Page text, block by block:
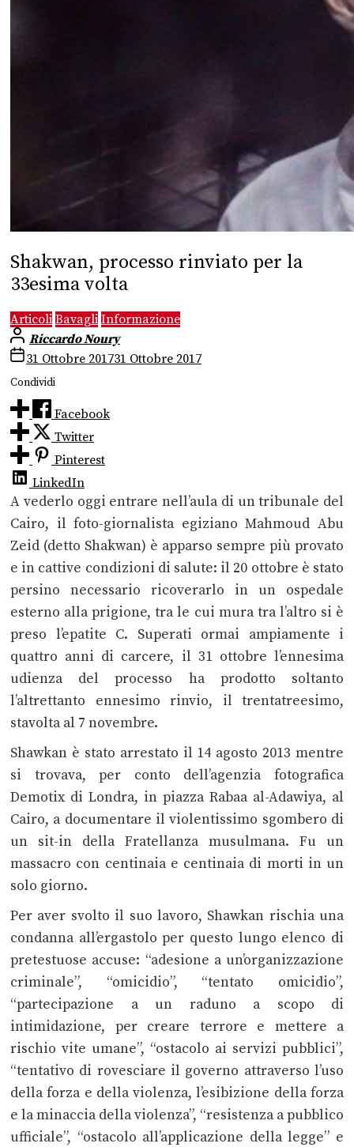
Shakwan, processo rinviato per la
33esima volta
Articoli Bavagli Informazione
Riccardo Noury
31 Ottobre 201731 Ottobre 2017
Condividi
Facebook
Twitter
Pinterest
LinkedIn
A vederlo oggi entrare nell’aula di un tribunale del
Cairo, il foto-giornalista egiziano Mahmoud Abu
Zeid (detto Shakwan) è apparso sempre più provato
e in cattive condizioni di salute: il 20 ottobre è stato
persino necessario ricoverarlo in un ospedale
esterno alla prigione, tra le cui mura tra l’altro si è
preso l’epatite C. Superati ormai ampiamente i
quattro anni di carcere, il 31 ottobre l’ennesima
udienza del processo ha prodotto soltanto
l’altrettanto ennesimo rinvio, il trentatreesimo,
stavolta al 7 novembre.
Shawkan è stato arrestato il 14 agosto 2013 mentre
si trovava, per conto dell’agenzia fotografica
Demotix di Londra, in piazza Rabaa al-Adawiya, al
Cairo, a documentare il violentissimo sgombero di
un sit-in della Fratellanza musulmana. Fu un
massacro con centinaia e centinaia di morti in un
solo giorno.
Per aver svolto il suo lavoro, Shawkan rischia una
condanna all’ergastolo per questo lungo elenco di
pretestuose accuse: “adesione a un’organizzazione
criminale”, “omicidio”, “tentato omicidio”,
“partecipazione a un raduno a scopo di
intimidazione, per creare terrore e mettere a
rischio vite umane”, “ostacolo ai servizi pubblici”,
“tentativo di rovesciare il governo attraverso l’uso
della forza e della violenza, l’esibizione della forza
e la minaccia della violenza”, “resistenza a pubblico
ufficiale”, “ostacolo all’applicazione della legge” e